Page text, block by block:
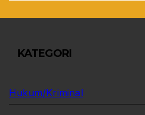
KATEGORI
Hukum/Kriminal